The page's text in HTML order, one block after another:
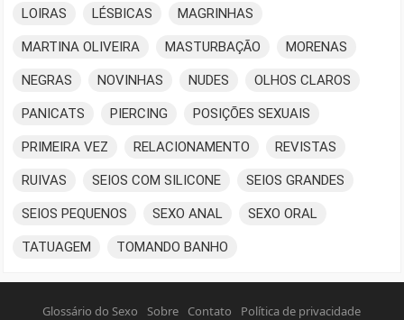
LOIRAS LÉSBICAS MAGRINHAS
MARTINA OLIVEIRA MASTURBAÇÃO MORENAS
NEGRAS NOVINHAS NUDES OLHOS CLAROS
PANICATS PIERCING POSIÇÕES SEXUAIS
PRIMEIRA VEZ RELACIONAMENTO REVISTAS
RUIVAS SEIOS COM SILICONE SEIOS GRANDES
SEIOS PEQUENOS SEXO ANAL SEXO ORAL
TATUAGEM TOMANDO BANHO
Glossário do Sexo Sobre Contato Política de privacidade